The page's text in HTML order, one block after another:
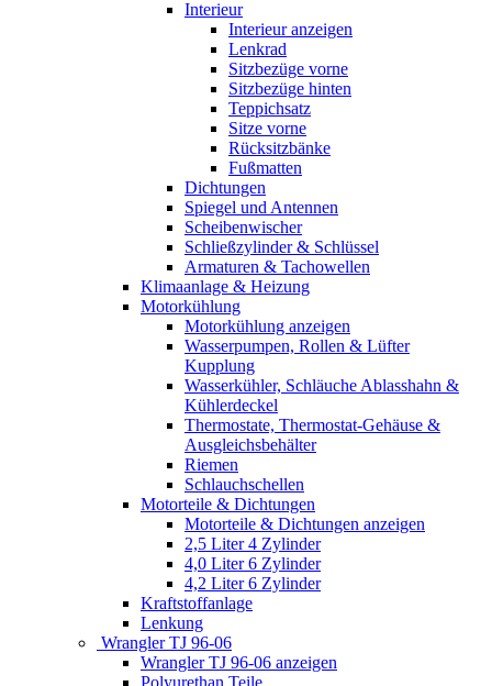
Interieur
Interieur anzeigen
Lenkrad
Sitzbezüge vorne
Sitzbezüge hinten
Teppichsatz
Sitze vorne
Rücksitzbänke
Fußmatten
Dichtungen
Spiegel und Antennen
Scheibenwischer
Schließzylinder & Schlüssel
Armaturen & Tachowellen
Klimaanlage & Heizung
Motorkühlung
Motorkühlung anzeigen
Wasserpumpen, Rollen & Lüfter
Kupplung
Wasserkühler, Schläuche Ablasshahn &
Kühlerdeckel
Thermostate, Thermostat-Gehäuse &
Ausgleichsbehälter
Riemen
Schlauchschellen
Motorteile & Dichtungen
Motorteile & Dichtungen anzeigen
2,5 Liter 4 Zylinder
4,0 Liter 6 Zylinder
4,2 Liter 6 Zylinder
Kraftstoffanlage
Lenkung
Wrangler TJ 96-06
Wrangler TJ 96-06 anzeigen